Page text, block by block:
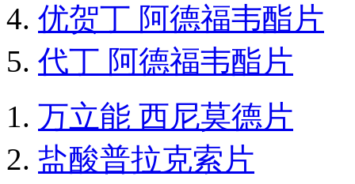
优贺丁 阿德福韦酯片
代丁 阿德福韦酯片
万立能 西尼莫德片
盐酸普拉克索片